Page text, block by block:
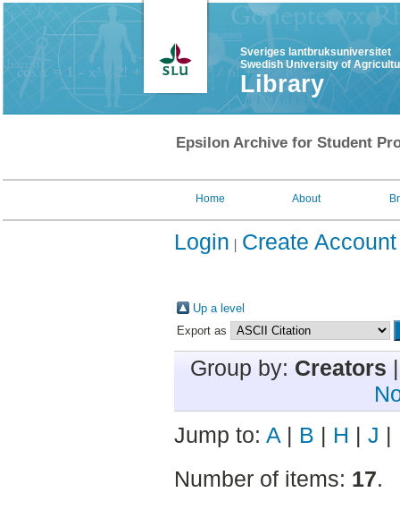
Sveriges lantbruksuniversitet
Swedish University of
Library
Epsilon Archive for Student
Home About
Login Create Account
Up a level
Export as
Group by: Creators
Jump to: A | B | H | J |
Number of items: 17.